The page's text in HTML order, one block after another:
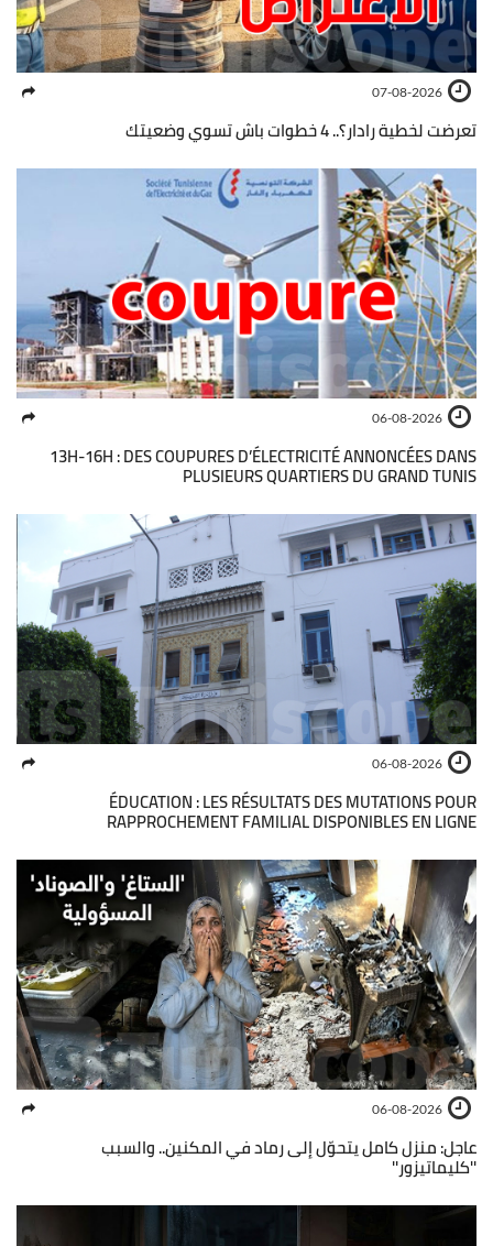
07-08-2026
تعرضت لخطية رادار؟.. 4 خطوات باش تسوي وضعيتك
06-08-2026
13H-16H : DES COUPURES D’ÉLECTRICITÉ ANNONCÉES DANS
PLUSIEURS QUARTIERS DU GRAND TUNIS
06-08-2026
ÉDUCATION : LES RÉSULTATS DES MUTATIONS POUR
RAPPROCHEMENT FAMILIAL DISPONIBLES EN LIGNE
06-08-2026
عاجل: منزل كامل يتحوّل إلى رماد في المكنين.. والسبب
''كليماتيزور''